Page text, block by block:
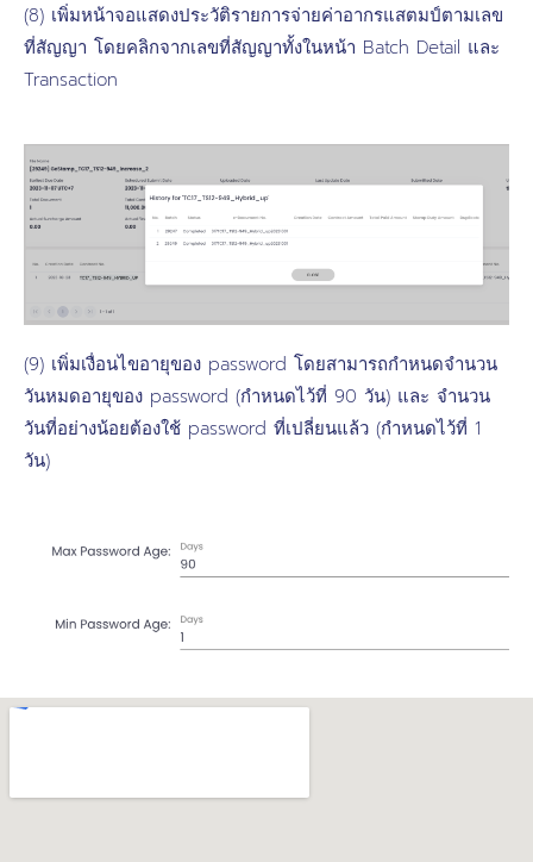
(8) เพิ่มหน้าจอแสดงประวัติรายการจ่ายค่าอากรแสตมป์ตามเลข
ที่สัญญา โดยคลิกจากเลขที่สัญญาทั้งในหน้า Batch Detail และ
Transaction
(9) เพิ่มเงื่อนไขอายุของ password โดยสามารถกำหนดจำนวน
วันหมดอายุของ password (กำหนดไว้ที่ 90 วัน) และ จำนวน
วันที่อย่างน้อยต้องใช้ password ที่เปลี่ยนแล้ว (กำหนดไว้ที่ 1
วัน)